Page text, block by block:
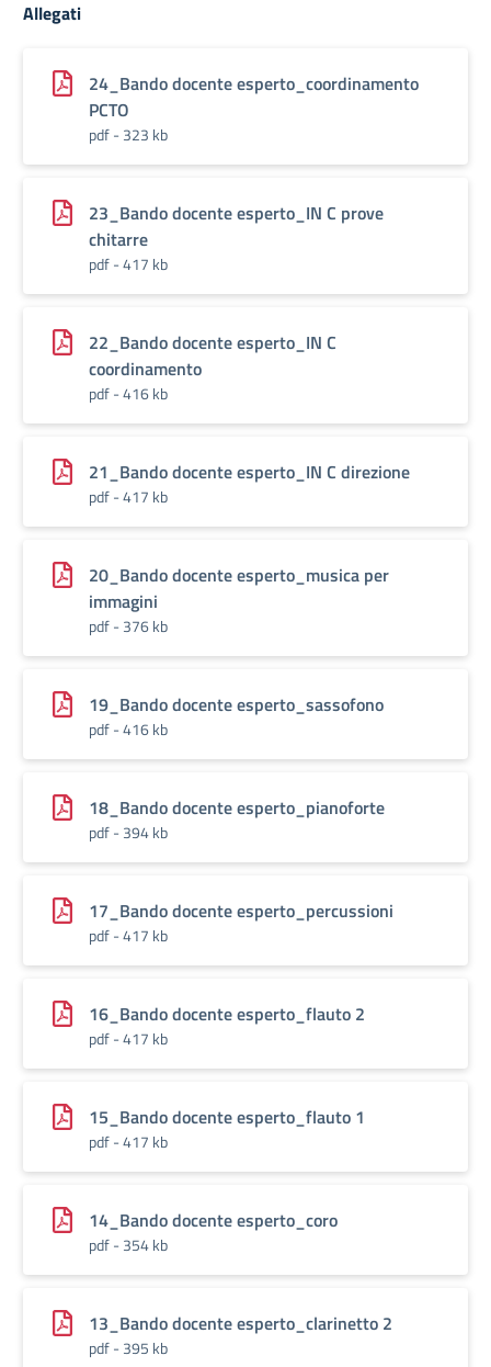
Allegati
24_Bando docente esperto_coordinamento
PCTO
pdf - 323 kb
23_Bando docente esperto_IN C prove
chitarre
pdf - 417 kb
22_Bando docente esperto_IN C
coordinamento
pdf - 416 kb
21_Bando docente esperto_IN C direzione
pdf - 417 kb
20_Bando docente esperto_musica per
immagini
pdf - 376 kb
19_Bando docente esperto_sassofono
pdf - 416 kb
18_Bando docente esperto_pianoforte
pdf - 394 kb
17_Bando docente esperto_percussioni
pdf - 417 kb
16_Bando docente esperto_flauto 2
pdf - 417 kb
15_Bando docente esperto_flauto 1
pdf - 417 kb
14_Bando docente esperto_coro
pdf - 354 kb
13_Bando docente esperto_clarinetto 2
pdf - 395 kb